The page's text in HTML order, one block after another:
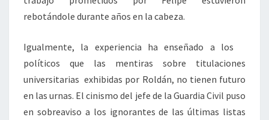
rebotándole durante años en la cabeza.
Igualmente, la experiencia ha enseñado a los
políticos que las mentiras sobre titulaciones
universitarias exhibidas por Roldán, no tienen futuro
en las urnas. El cinismo del jefe de la Guardia Civil puso
en sobreaviso a los ignorantes de las últimas listas